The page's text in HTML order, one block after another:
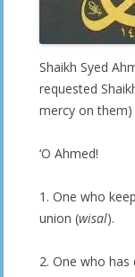
Shaikh Syed
requested
mercy on
‘O Ahmed!
1. One who
union (wisal).
2. One who